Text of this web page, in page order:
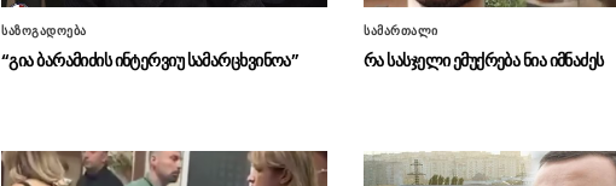
საზოგადოება
“გია ბარამიძის ინტერვიუ სამარცხვინოა”
სამართალი
რა სასჯელი ემუქრება ნია იმნაძეს